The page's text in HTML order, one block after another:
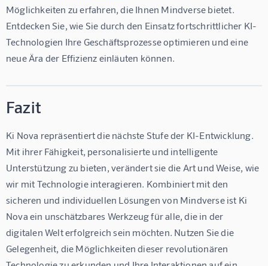
Möglichkeiten zu erfahren, die Ihnen Mindverse bietet.
Entdecken Sie, wie Sie durch den Einsatz fortschrittlicher KI-
Technologien Ihre Geschäftsprozesse optimieren und eine
neue Ära der Effizienz einläuten können.
Fazit
Ki Nova repräsentiert die nächste Stufe der KI-Entwicklung.
Mit ihrer Fähigkeit, personalisierte und intelligente
Unterstützung zu bieten, verändert sie die Art und Weise, wie
wir mit Technologie interagieren. Kombiniert mit den
sicheren und individuellen Lösungen von Mindverse ist Ki
Nova ein unschätzbares Werkzeug für alle, die in der
digitalen Welt erfolgreich sein möchten. Nutzen Sie die
Gelegenheit, die Möglichkeiten dieser revolutionären